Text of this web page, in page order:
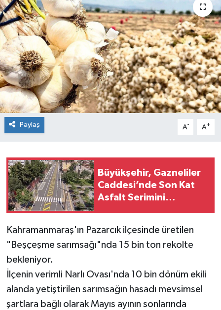
Paylaş A- A+
Büyükşehir, Gazneliler
Caddesi’nde Son Kat
Asfalt Serimini
Kahramanmaraş'ın Pazarcık ilçesinde üretilen
"Beşçeşme sarımsağı"nda 15 bin ton rekolte
bekleniyor.
İlçenin verimli Narlı Ovası'nda 10 bin dönüm ekili
alanda yetiştirilen sarımsağın hasadı mevsimsel
şartlara bağlı olarak Mayıs ayının sonlarında
Tarih - Kültür - Sanat - Turizm
Yaşam